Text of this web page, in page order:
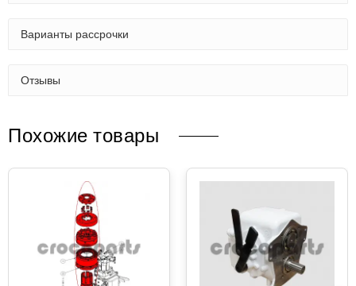
Варианты рассрочки
Отзывы
Похожие товары